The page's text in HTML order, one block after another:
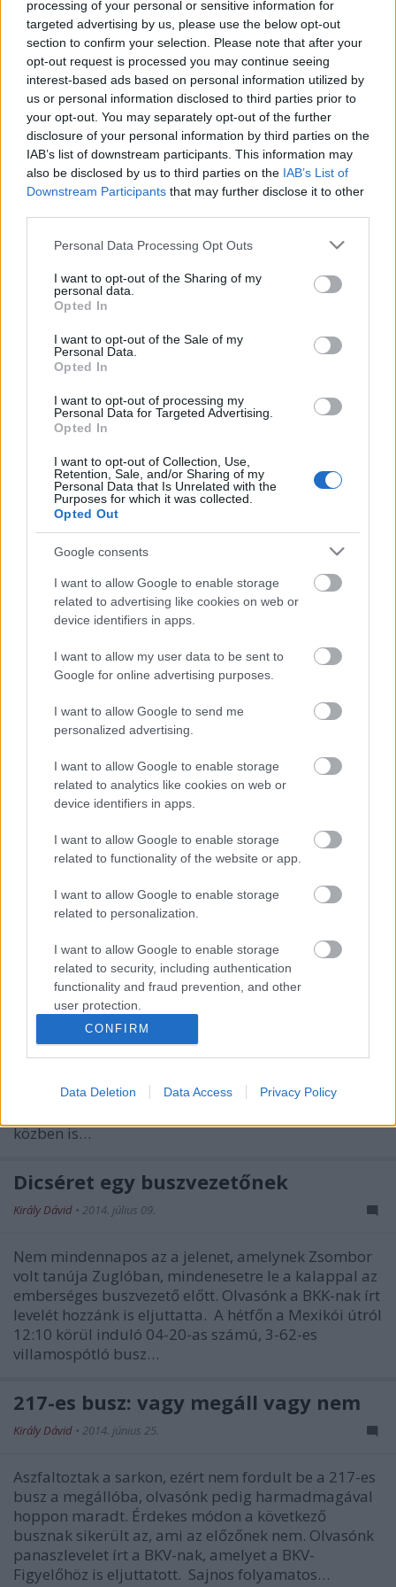
processing of your personal or sensitive information for
targeted advertising by us, please use the below opt-out
section to confirm your selection. Please note that after your
opt-out request is processed you may continue seeing
interest-based ads based on personal information utilized by
us or personal information disclosed to third parties prior to
your opt-out. You may separately opt-out of the further
disclosure of your personal information by third parties on the
IAB’s list of downstream participants. This information may
also be disclosed by us to third parties on the IAB’s List of
Downstream Participants that may further disclose it to other
Please note that this website/app uses one or more Google
not limited to your visit or usage behaviour. You may click to
grant or deny consent to Google and its third-party tags to
use your data for below specified purposes in below Google
consent section.
Personal Data Processing Opt Outs
I want to opt-out of the Sharing of my
personal data.
Opted In
I want to opt-out of the Sale of my
Personal Data.
Opted In
I want to opt-out of processing my
Personal Data for Targeted Advertising.
Opted In
I want to opt-out of Collection, Use,
Retention, Sale, and/or Sharing of my
Personal Data that Is Unrelated with the
Purposes for which it was collected.
Opted Out
Google consents
I want to allow Google to enable storage
related to advertising like cookies on web or
device identifiers in apps.
I want to allow my user data to be sent to
Google for online advertising purposes.
I want to allow Google to send me
personalized advertising.
I want to allow Google to enable storage
related to analytics like cookies on web or
device identifiers in apps.
I want to allow Google to enable storage
related to functionality of the website or app.
I want to allow Google to enable storage
related to personalization.
I want to allow Google to enable storage
related to security, including authentication
functionality and fraud prevention, and other
user protection.
CONFIRM
Data Deletion Data Access Privacy Policy
Esőben az elsőajtózás
Király Dávid 2014. december 01.
Pocsék idő van, nem is kérdés. Ebből indult ki az a
buszvezető, aki egy elsőajtós járaton úgy döntött,
kinyit minden ajtót, hogy ne ázzanak az utasok a
megállókban. Mi a fontosabb, a praktikum és az
emberség vagy az előírás? Ilyenekről beszélgetett a
buszvezetővel olvasónk,…
felnőttek intelligensek"
Az alábbi történetben mindenki hibázott. Olvasónk,
meg, de hibázott a buszvezető is, aki erre reagálva
percekig üvöltött vállalhatatlan stílusban a 17 éves
Balesetveszélyes az elsőajtózás?
Király Dávid•2014. szeptember 08.
többsége arról szól, hogy lassítja a közlekedést, de
eddig senki sem gondolta, hogy akár
balesetveszélyes is lehet. Olvasónk, Pál kifejtette,
miért tartja közlekedésbiztonsági szempontból
kifogásolhatónak a bliccelők kiszűrése…
Közlekedés és sportolás a
Margitszigeten
Király Dávid•2014. augusztus 18.
Kettős a tanulsága annak a panaszlevélnek, amelyet
olvasónk a BKK-nak írt. Egyrészt természetesen
helytelen bárkit is leszorítani az útról, esetleg
a Margitszigeten kijelölt futókör van a futók
számára, így aki biztonságosan…
Elveszett a telefon - vajon meglett?
Király Dávid•2014. július 28.
Apró kis történet Istváné, de az ilyenektől lesz szép a
napunk! Hogy ne csak mindig negatív történésekről,
élményemet. Július 25-én, pénteken délután 2 óra
közben is…
Dicséret egy buszvezetőnek
Király Dávid • 2014. július 09.
Nem mindennapos az a jelenet, amelynek Zsombor
volt tanúja Zuglóban, mindenesetre le a kalappal az
emberséges buszvezető előtt. Olvasónk a BKK-nak írt
levelét hozzánk is eljuttatta. A hétfőn a Mexikói útról
12:10 körül induló 04-20-as számú, 3-62-es
villamospótló busz…
217-es busz: vagy megáll vagy nem
Király Dávid • 2014. június 25.
Aszfaltoztak a sarkon, ezért nem fordult be a 217-es
busz a megállóba, olvasónk pedig harmadmagával
hoppon maradt. Érdekes módon a következő
busznak sikerült az, ami az előzőnek nem. Olvasónk
panaszlevelet írt a BKV-nak, amelyet a BKV-
Figyelőhöz is eljuttatott. Sajnos folyamatos…